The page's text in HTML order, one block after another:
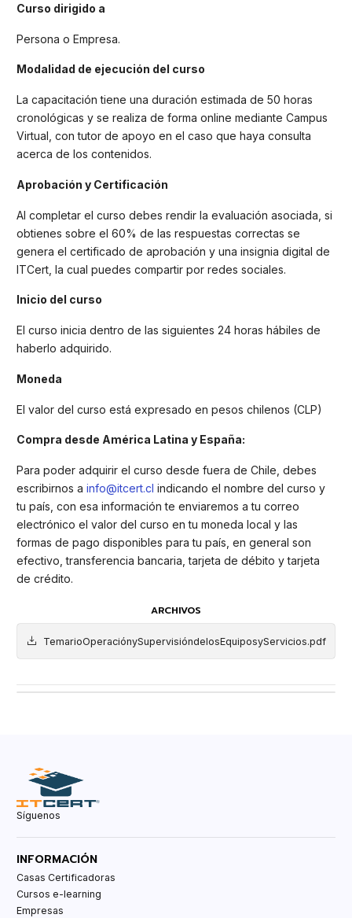
Curso dirigido a
Persona o Empresa.
Modalidad de ejecución del curso
La capacitación tiene una duración estimada de 50 horas
cronológicas y se realiza de forma online mediante Campus
Virtual, con tutor de apoyo en el caso que haya consulta
acerca de los contenidos.
Aprobación y Certificación
Al completar el curso debes rendir la evaluación asociada, si
obtienes sobre el 60% de las respuestas correctas se
genera el certificado de aprobación y una insignia digital de
ITCert, la cual puedes compartir por redes sociales.
Inicio del curso
El curso inicia dentro de las siguientes 24 horas hábiles de
haberlo adquirido.
Moneda
El valor del curso está expresado en pesos chilenos (CLP)
Compra desde América Latina y España:
Para poder adquirir el curso desde fuera de Chile, debes
escribirnos a info@itcert.cl indicando el nombre del curso y
tu país, con esa información te enviaremos a tu correo
electrónico el valor del curso en tu moneda local y las
formas de pago disponibles para tu país, en general son
efectivo, transferencia bancaria, tarjeta de débito y tarjeta
de crédito.
ARCHIVOS
TemarioOperaciónySupervisióndelosEquiposyServicios.pdf
Síguenos
INFORMACIÓN
Casas Certificadoras
Cursos e-learning
Empresas